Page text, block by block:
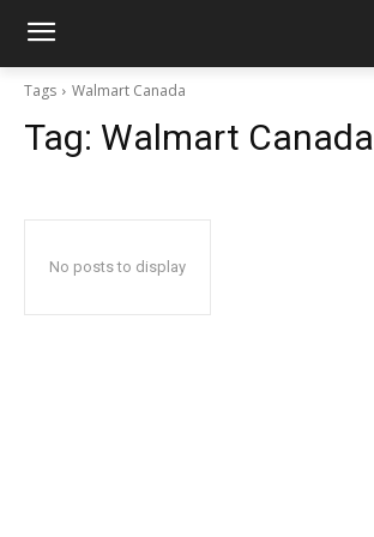
Tags Walmart Canada
Tag: Walmart Canada
No posts to display